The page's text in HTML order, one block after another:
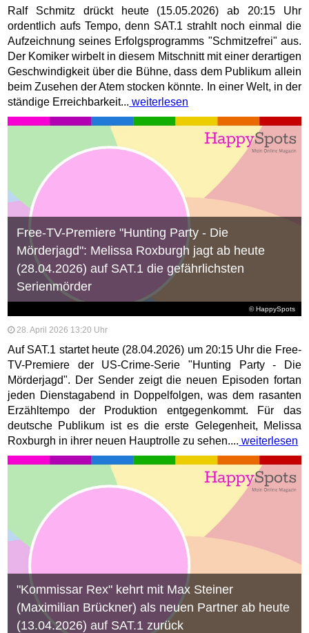
Ralf Schmitz drückt heute (15.05.2026) ab 20:15 Uhr
ordentlich aufs Tempo, denn SAT.1 strahlt noch einmal die
Aufzeichnung seines Erfolgsprogramms "Schmitzefrei" aus.
Der Komiker wirbelt in diesem Mitschnitt mit einer derartigen
Geschwindigkeit über die Bühne, dass dem Publikum allein
beim Zusehen der Atem stocken könnte. In einer Welt, in der
ständige Erreichbarkeit... weiterlesen
© HappySpots
Free-TV-Premiere "Hunting Party - Die
Mörderjagd": Melissa Roxburgh jagt ab heute
(28.04.2026) auf SAT.1 die gefährlichsten
Serienmörder
28. April 2026 13:20 Uhr
Auf SAT.1 startet heute (28.04.2026) um 20:15 Uhr die Free-
TV-Premiere der US-Crime-Serie "Hunting Party - Die
Mörderjagd". Der Sender zeigt die neuen Episoden fortan
jeden Dienstagabend in Doppelfolgen, was dem rasanten
Erzähltempo der Produktion entgegenkommt. Für das
deutsche Publikum ist es die erste Gelegenheit, Melissa
Roxburgh in ihrer neuen Hauptrolle zu sehen.... weiterlesen
"Kommissar Rex" kehrt mit Max Steiner
(Maximilian Brückner) als neuen Partner ab heute
(13.04.2026) auf SAT.1 zurück